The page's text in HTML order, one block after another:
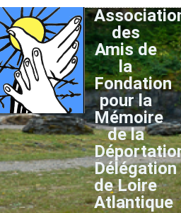
des
Amis de
la
Fondation
pour la
Mémoire
de la
Délégation
de Loire
Atlantique